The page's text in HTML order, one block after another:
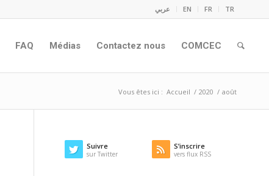
عربي EN FR TR
FAQ Médias Contactez nous COMCEC
Vous êtes ici : Accueil / 2020 / août
Suivre
sur Twitter
S’inscrire
vers flux RSS